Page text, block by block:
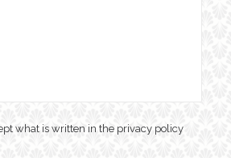
what is written in the privacy policy